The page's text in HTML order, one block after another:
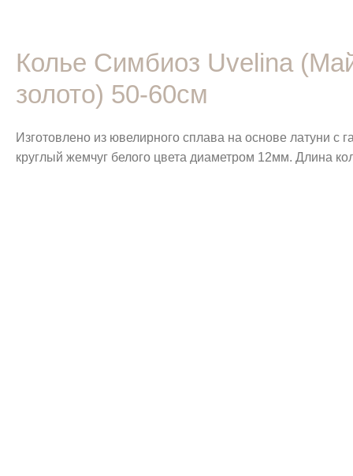
Колье Симбиоз Uvelina
золото) 50-60см
Изготовлено из ювелирного сплава на основе латуни с
круглый жемчуг белого цвета диаметром 12мм. Длина